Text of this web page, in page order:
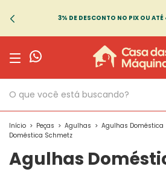
3% DE DESCONTO NO PIX OU
Início > Peças > Agulhas > Agulhas Doméstica
Doméstica Schmetz
Agulhas